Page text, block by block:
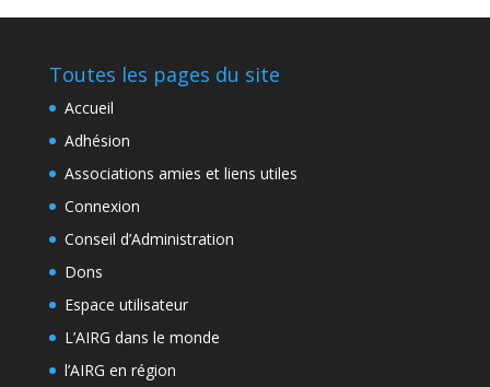
Toutes les pages du site
Accueil
Adhésion
Associations amies et liens utiles
Connexion
Conseil d’Administration
Dons
Espace utilisateur
L’AIRG dans le monde
l’AIRG en région